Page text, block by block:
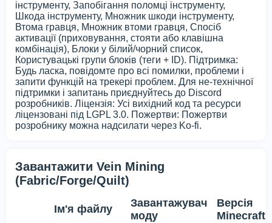
інструменту, Запобігання поломці інструменту,
Шкода інструменту, Множник шкоди інструменту,
Втома гравця, Множник втоми гравця, Спосіб
активації (приховування, стояти або клавішна
комбінація), Блоки у білий/чорний список,
Користувацькі групи блоків (теги + ID). Підтримка:
Будь ласка, повідомте про всі помилки, проблеми і
запити функцій на трекері проблем. Для не-технічної
підтримки і запитань приєднуйтесь до Discord
розробників. Ліцензія: Усі вихідний код та ресурси
ліцензовані під LGPL 3.0. Пожертви: Пожертви
розробнику можна надсилати через Ko-fi.
Завантажити Vein Mining
(Fabric/Forge/Quilt)
Ім'я файлу
Завантажувач
моду
Версія
Minecraft